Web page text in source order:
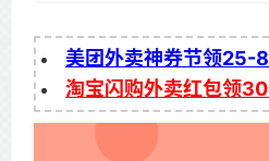
美团外卖神券节领25-
淘宝闪购外卖红包领